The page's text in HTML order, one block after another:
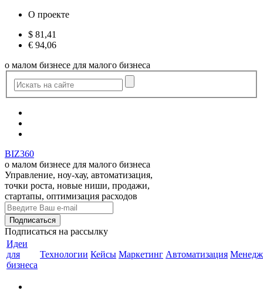
О проекте
$ 81,41
€ 94,06
о малом бизнесе для малого бизнеса
BIZ360
о малом бизнесе для малого бизнеса
Управление, ноу-хау, автоматизация,
точки роста, новые ниши, продажи,
стартапы, оптимизация расходов
Подписаться на рассылку
Идеи
для
бизнеса
Технологии Кейсы Маркетинг Автоматизация